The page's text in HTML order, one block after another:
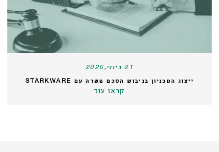
21 ביוני,2020
ייצוג הטכניון בגיבוש הסכם פשרה עם STARKWARE
קראו עוד